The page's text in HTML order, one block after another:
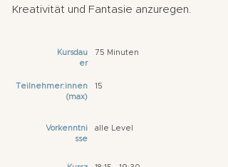
Kreativität und Fantasie anzuregen.
Kursdau
er
75 Minuten
Teilnehmer:innen
(max)
15
Vorkenntni
sse
alle Level